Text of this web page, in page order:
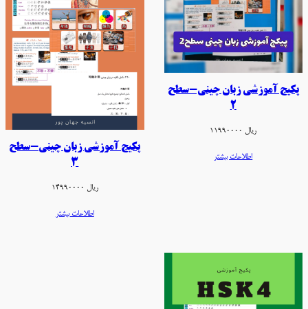
پکیج آموزشی زبان چینی-سطح
2
ریال
اطلاعات بیشتر
پکیج آموزشی زبان چینی-سطح
3
ریال
اطلاعات بیشتر